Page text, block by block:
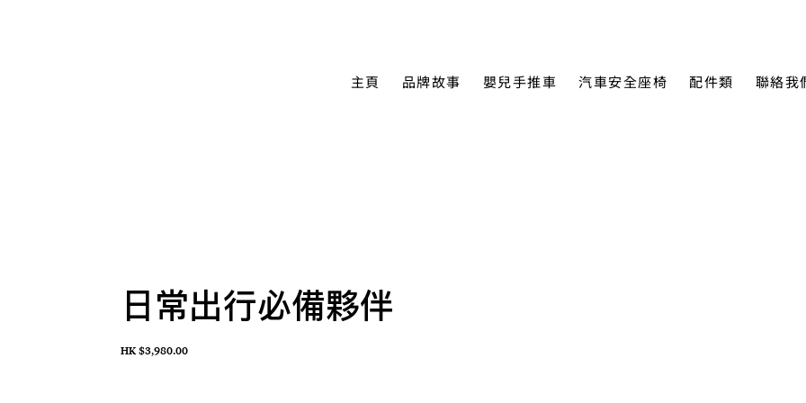
主頁 品牌故事 嬰兒手推車 汽車安全座椅 配件類 聯絡我
日常出行必備夥伴
HK $3,980.00